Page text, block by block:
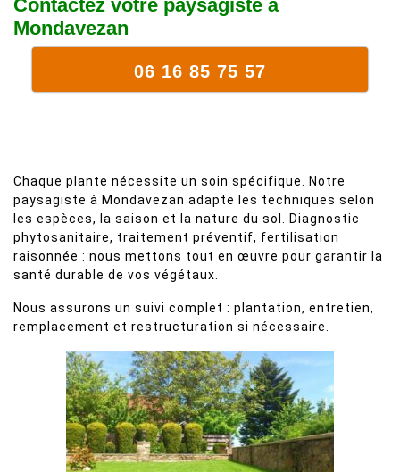
Contactez votre paysagiste à
Mondavezan
06 16 85 75 57
Chaque plante nécessite un soin spécifique. Notre
paysagiste à Mondavezan adapte les techniques selon
les espèces, la saison et la nature du sol. Diagnostic
phytosanitaire, traitement préventif, fertilisation
raisonnée : nous mettons tout en œuvre pour garantir la
santé durable de vos végétaux.
Nous assurons un suivi complet : plantation, entretien,
remplacement et restructuration si nécessaire.